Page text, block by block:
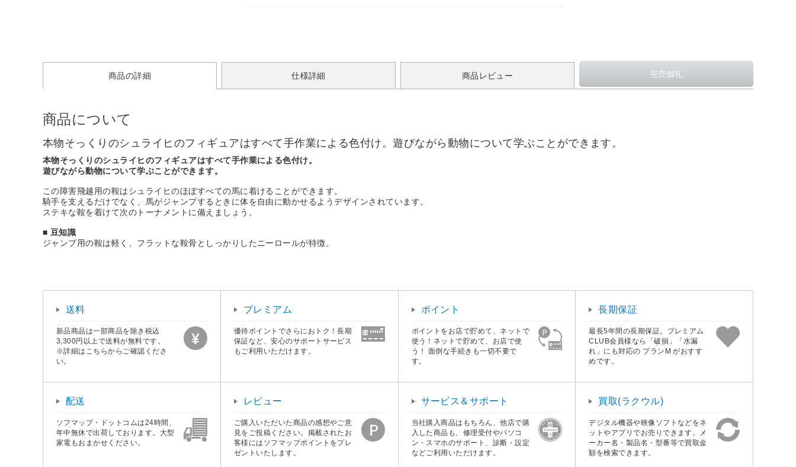
商品の詳細 仕様詳細 商品レビュー
商品について
本物そっくりのシュライヒのフィギュアはすべて手作業による色付け。遊びながら動物について学ぶことができます。
本物そっくりのシュライヒのフィギュアはすべて手作業による色付け。
遊びながら動物について学ぶことができます。
この障害飛越用の鞍はシュライヒのほぼすべての馬に着けることができます。
騎手を支えるだけでなく、馬がジャンプするときに体を自由に動かせるようデザインされています。
ステキな鞍を着けて次のトーナメントに備えましょう。
■ 豆知識
ジャンプ用の鞍は軽く、フラットな鞍骨としっかりしたニーロールが特徴。
送料
新品商品は一部商品を除き税込
3,300円以上で送料が無料です。
※詳細はこちらからご確認くださ
い。
プレミアム
優待ポイントでさらにおトク！長期
保証など、安心のサポートサービス
もご利用いただけます。
ポイント
ポイントをお店で貯めて、ネットで
使う！ネットで貯めて、お店で使
う！ 面倒な手続きも一切不要で
す。
長期保証
最長5年間の長期保証。プレミアム
CLUB会員様なら「破損」「水漏
れ」にも対応の プランM がおすす
めです。
配送
ソフマップ・ドットコムは24時間、
年中無休で出荷しております。大型
家電もおまかせください。
レビュー
ご購入いただいた商品の感想やご意
見をご投稿ください。掲載されたお
客様にはソフマップポイントをプレ
ゼントいたします。
サービス＆サポート
当社購入商品はもちろん、他店で購
入した商品も、修理受付やパソコ
ン・スマホのサポート、診断・設定
などご利用いただけます。
買取(ラクウル)
デジタル機器や映像ソフトなどをネ
ットやアプリでお売りできます。メ
ーカー名・製品名・型番等で買取金
額を検索できます。